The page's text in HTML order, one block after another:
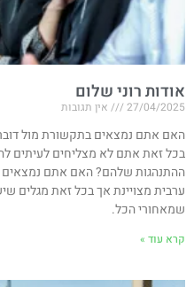
אודות רוני שלום
27/04/2025 אין תגובות
האם אתם נמצאים בתקשורת מול
בכל זאת אתם לא מצליחים לעיתים
ההתנהגות שלהם? האם אתם נמצאים
ערבית מצויינת אך בכל זאת מגלים
שמאחורי הכל.
קרא עוד »